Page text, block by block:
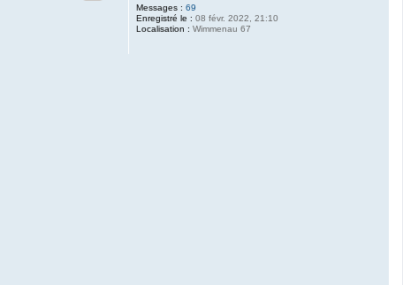
Messages : 69
Enregistré le : 08 févr. 2022, 21:10
Localisation : Wimmenau 67